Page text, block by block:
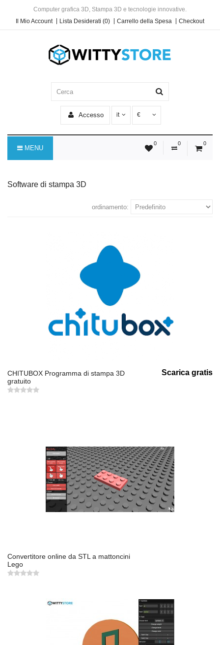
Computer grafica 3D, Stampa 3D e tecnologie innovative.
Il Mio Account
Lista Desiderati (0) Carrello della Spesa Checkout
Accesso it €
0 0 0
MENU
Software di stampa 3D
ordinamento:
CHITUBOX Programma di stampa 3D
gratuito
Scarica gratis
Convertitore online da STL a mattoncini
Lego